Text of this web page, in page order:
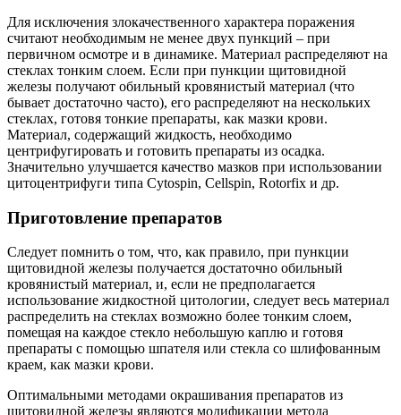
Для исключения злокачественного характера поражения
считают необходимым не менее двух пункций – при
первичном осмотре и в динамике. Материал распределяют на
стеклах тонким слоем. Если при пункции щитовидной
железы получают обильный кровянистый материал (что
бывает достаточно часто), его распределяют на нескольких
стеклах, готовя тонкие препараты, как мазки крови.
Материал, содержащий жидкость, необходимо
центрифугировать и готовить препараты из осадка.
Значительно улучшается качество мазков при использовании
цитоцентрифуги типа Cytospin, Сellspin, Rotorfix и др.
Приготовление препаратов
Следует помнить о том, что, как правило, при пункции
щитовидной железы получается достаточно обильный
кровянистый материал, и, если не предполагается
использование жидкостной цитологии, следует весь материал
распределить на стеклах возможно более тонким слоем,
помещая на каждое стекло небольшую каплю и готовя
препараты с помощью шпателя или стекла со шлифованным
краем, как мазки крови.
Оптимальными методами окрашивания препаратов из
щитовидной железы являются модификации метода